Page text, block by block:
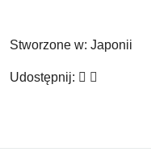
Stworzone w: Japonii
Udostępnij: